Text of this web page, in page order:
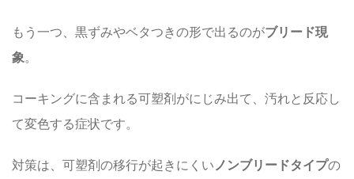
もう一つ、黒ずみやベタつきの形で出るのがブリード現
象。
コーキングに含まれる可塑剤がにじみ出て、汚れと反応し
て変色する症状です。
対策は、可塑剤の移行が起きにくいノンブリードタイプの